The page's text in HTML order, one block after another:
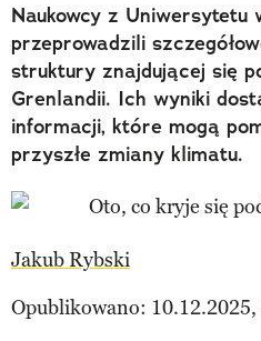
Naukowcy z Uniwersytetu
przeprowadzili
struktury znajdującej się
Grenlandii. Ich wyniki
informacji, które mogą
przyszłe zmiany klimatu.
Jakub Rybski
Opublikowano: